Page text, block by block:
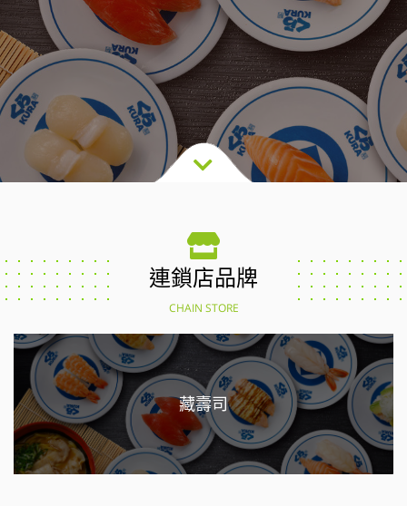
連鎖店品牌
CHAIN STORE
藏壽司